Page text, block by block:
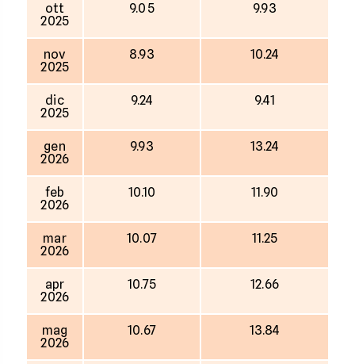
ott
2025
9.05 9.93
nov
2025
8.93 10.24
dic
2025
9.24 9.41
gen
2026
9.93 13.24
feb
2026
10.10 11.90
mar
2026
10.07 11.25
apr
2026
10.75 12.66
mag
2026
10.67 13.84